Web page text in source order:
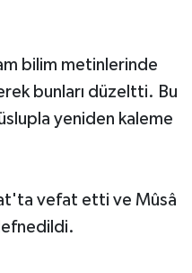
bilim metinlerinde
bunları düzeltti. Bu
yeniden kaleme
vefat etti ve Mûsâ